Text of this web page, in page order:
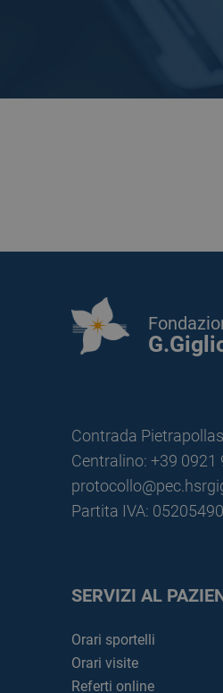
Contrada
Centralino: +39 0921
Partita IVA:
SERVIZI AL
Orari sportelli
Orari visite
Referti online